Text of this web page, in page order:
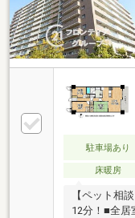
駐車場あり
床暖房
【ペット相
12分！■全居